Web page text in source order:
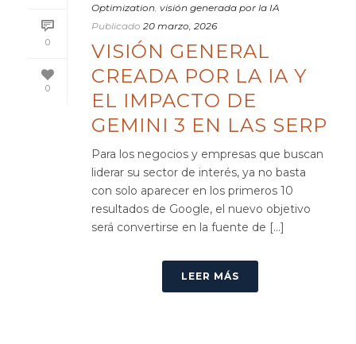
0
0
Optimization visión generada por la IA
Publicado 20 marzo, 2026
VISIÓN GENERAL
CREADA POR LA IA Y
EL IMPACTO DE
GEMINI 3 EN LAS SERP
Para los negocios y empresas que buscan
liderar su sector de interés, ya no basta
con solo aparecer en los primeros 10
resultados de Google, el nuevo objetivo
será convertirse en la fuente de [...]
LEER MÁS